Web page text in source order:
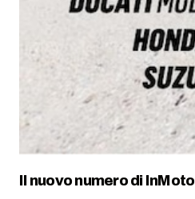
Il nuovo numero di InMoto